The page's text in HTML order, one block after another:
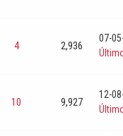
4 2,936
07-
10 9,927
12-